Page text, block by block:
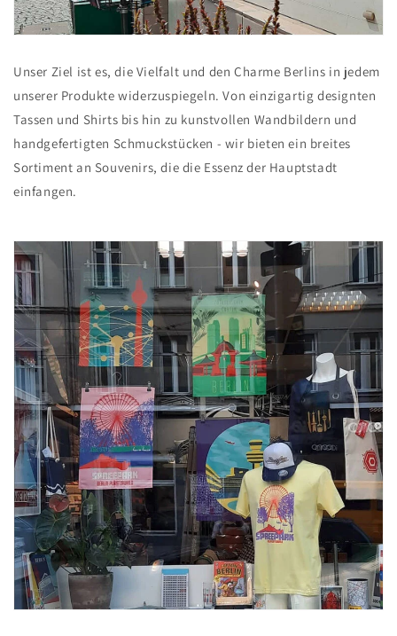
Unser Ziel ist es, die Vielfalt und den Charme Berlins in jedem
unserer Produkte widerzuspiegeln. Von einzigartig designten
Tassen und Shirts bis hin zu kunstvollen Wandbildern und
handgefertigten Schmuckstücken - wir bieten ein breites
Sortiment an Souvenirs, die die Essenz der Hauptstadt
einfangen.